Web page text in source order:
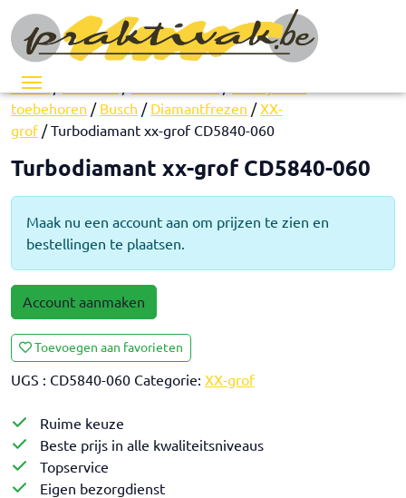
Menu
Home
toebehoren / Busch / Diamantfrezen /XX-
grof/ Turbodiamant xx-grof CD5840-060
Turbodiamant xx-grof CD5840-060
Maak nu een account aan om prijzen te zien en
bestellingen te plaatsen.
Account aanmaken
Toevoegen aan favorieten
UGS : CD5840-060 Categorie: XX-grof
Ruime keuze
Beste prijs in alle kwaliteitsniveaus
Topservice
Eigen bezorgdienst